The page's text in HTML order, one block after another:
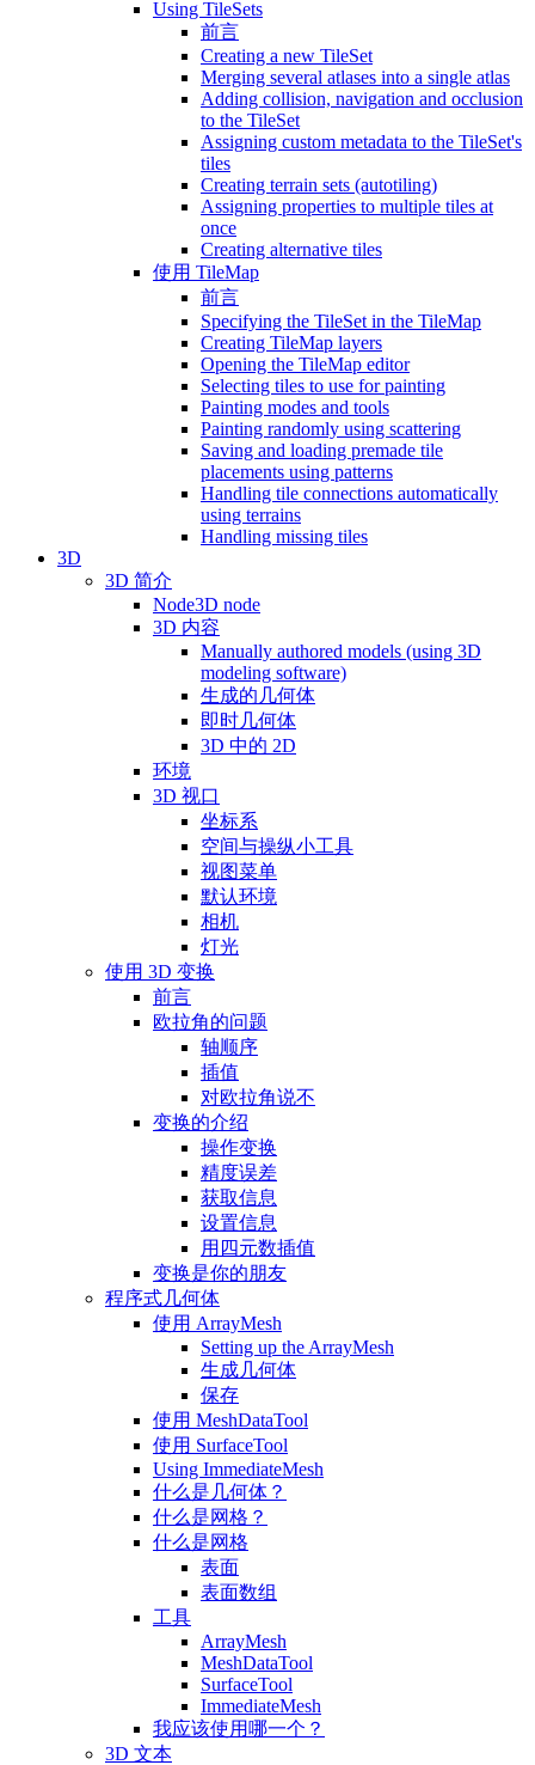
Using TileSets
前言
Creating a new TileSet
Merging several atlases into a single atlas
Adding collision, navigation and occlusion
to the TileSet
Assigning custom metadata to the TileSet's
tiles
Creating terrain sets (autotiling)
Assigning properties to multiple tiles at
once
Creating alternative tiles
使用 TileMap
前言
Specifying the TileSet in the TileMap
Creating TileMap layers
Opening the TileMap editor
Selecting tiles to use for painting
Painting modes and tools
Painting randomly using scattering
Saving and loading premade tile
placements using patterns
Handling tile connections automatically
using terrains
Handling missing tiles
3D
3D 简介
Node3D node
3D 内容
Manually authored models (using 3D
modeling software)
生成的几何体
即时几何体
3D 中的 2D
环境
3D 视口
坐标系
空间与操纵小工具
视图菜单
默认环境
相机
灯光
使用 3D 变换
前言
欧拉角的问题
轴顺序
插值
对欧拉角说不
变换的介绍
操作变换
精度误差
获取信息
设置信息
用四元数插值
变换是你的朋友
程序式几何体
使用 ArrayMesh
Setting up the ArrayMesh
生成几何体
保存
使用 MeshDataTool
使用 SurfaceTool
Using ImmediateMesh
什么是几何体？
什么是网格？
什么是网格
表面
表面数组
工具
ArrayMesh
MeshDataTool
SurfaceTool
ImmediateMesh
我应该使用哪一个？
3D 文本